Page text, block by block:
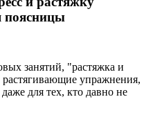
поясницы
занятий, "растяжка и
упражнения,
для тех, кто давно не